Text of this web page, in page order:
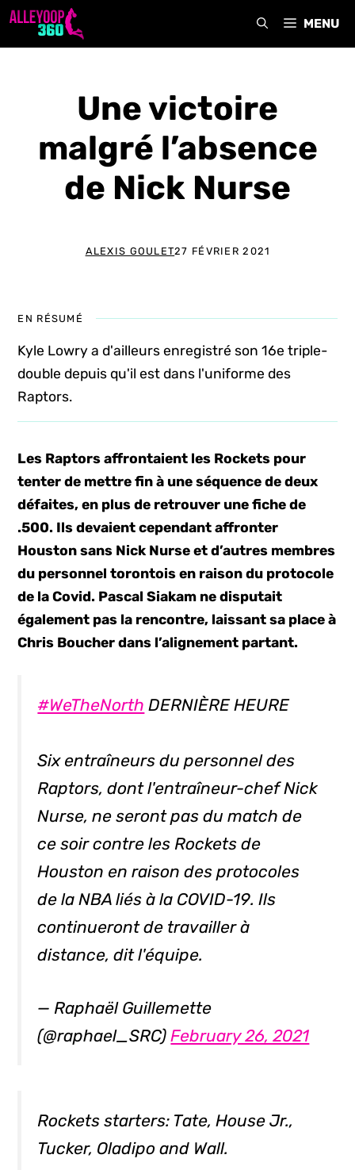
Aller
MENU
Une victoire
malgré l’absence
de Nick Nurse
ALEXIS GOULET27 FÉVRIER 2021
EN RÉSUMÉ
Kyle Lowry a d'ailleurs enregistré son 16e triple-
double depuis qu'il est dans l'uniforme des
Raptors.
Les Raptors affrontaient les Rockets pour
tenter de mettre fin à une séquence de deux
défaites, en plus de retrouver une fiche de
.500. Ils devaient cependant affronter
Houston sans Nick Nurse et d’autres membres
du personnel torontois en raison du protocole
de la Covid. Pascal Siakam ne disputait
également pas la rencontre, laissant sa place à
Chris Boucher dans l’alignement partant.
#WeTheNorth DERNIÈRE HEURE
Six entraîneurs du personnel des
Raptors, dont l'entraîneur-chef Nick
Nurse, ne seront pas du match de
ce soir contre les Rockets de
Houston en raison des protocoles
de la NBA liés à la COVID-19. Ils
continueront de travailler à
distance, dit l'équipe.
— Raphaël Guillemette
(@raphael_SRC)February 26, 2021
Rockets starters: Tate, House Jr.,
Tucker, Oladipo and Wall.